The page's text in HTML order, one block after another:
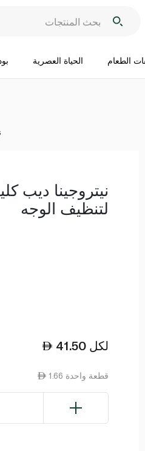
الطعام الحياة العصرية
نيتروجينا ديب
لتنظيف الوجه
41.50 لكل
1.66 قطعة واحدة